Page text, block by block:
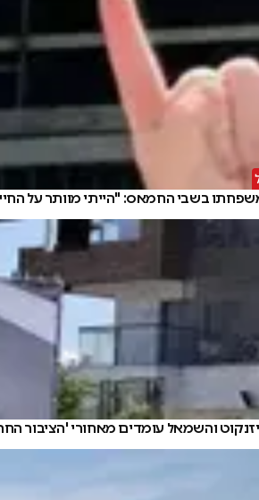
בשבי החמאס: "הייתי מוותר על
והשמאל עומדים מאחורי 'הציבור